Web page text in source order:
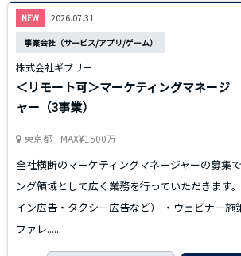
NEW 2026.07.31
事業会社（サービス/アプリ/ゲーム）
株式会社ギブリー
＜リモート可＞マーケティングマネージ
ャー（3事業）
東京都 MAX 1500万
全社横断のマーケティングマネージャーの募集
ング領域として広く業務を行っていただきます
イン広告・タクシー広告など） ・ウェビナー施
ファレ......